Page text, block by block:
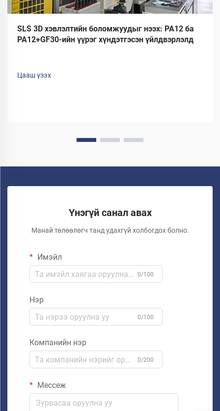
SLS 3D хэвлэлтийн боломжуудыг нээх: PA12 ба
PA12+GF30-ийн үүрэг хүндэтгэсэн үйлдвэрлэлд
Цааш үзэх
Үнэгүй санал авах
Манай төлөөлөгч танд удахгүй холбогдох болно.
Имэйл
0/100
Нэр
0/100
Компанийн нэр
0/200
Мессеж